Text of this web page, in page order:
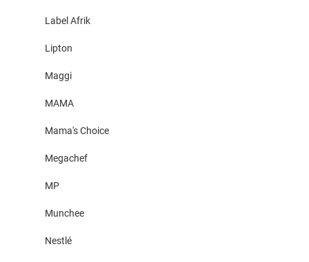
Label Afrik
Lipton
Maggi
MAMA
Mama's Choice
Megachef
MP
Munchee
Nestlé